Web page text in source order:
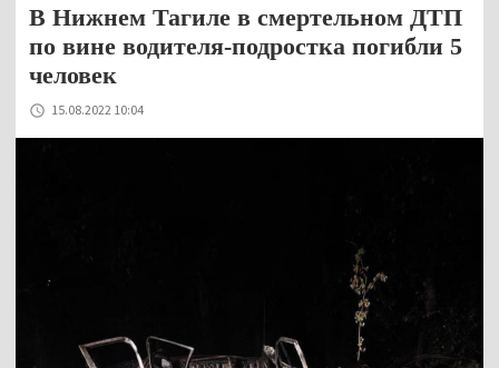
В Нижнем Тагиле в смертельном ДТП
по вине водителя-подростка погибли 5
человек
15.08.2022 10:04